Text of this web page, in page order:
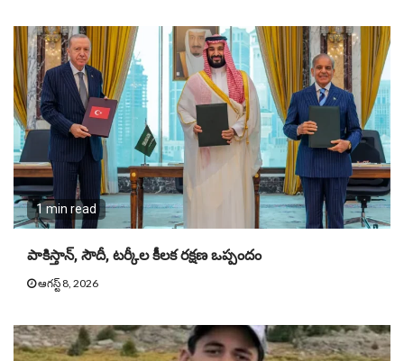
1 min read
పాకిస్తాన్, సౌదీ, టర్కీల కీలక రక్షణ ఒప్పందం
ఆగస్ట్ 8, 2026